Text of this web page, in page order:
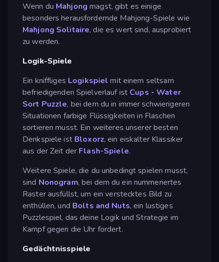
Wenn du Mahjong magst, gibt es einige
besonders herausfordernde Mahjong-Spiele wie
Mahjong Solitaire, die es wert sind, ausprobiert
zu werden.
Logik-Spiele
Ein kniffliges Logikspiel mit einem seltsam
befriedigenden Spielverlauf ist Cups - Water
Sort Puzzle, bei dem du in immer schwierigeren
Situationen farbige Flüssigkeiten in Flaschen
sortieren musst. Ein weiteres unserer besten
Denkspiele ist Bloxorz, ein eiskalter Klassiker
aus der Zeit der Flash-Spiele.
Weitere Spiele, die du unbedingt spielen musst,
sind Nonogram, bei dem du ein nummeriertes
Raster ausfüllst, um ein verstecktes Bild zu
enthüllen, und Bolts and Nuts, ein lustiges
Puzzlespiel, das deine Logik und Strategie im
Kampf gegen die Uhr fordert.
Gedächtnisspiele